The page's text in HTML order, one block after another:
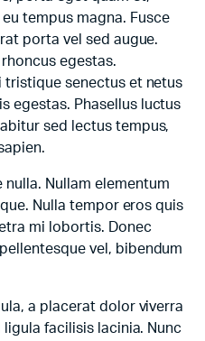
tempus magna. Fusce
porta vel sed augue.
egestas.
tristique senectus et netus
egestas. Phasellus luctus
sed lectus tempus,
nulla. Nullam elementum
Nulla tempor eros quis
mi lobortis. Donec
vel, bibendum
a placerat dolor viverra
facilisis lacinia. Nunc